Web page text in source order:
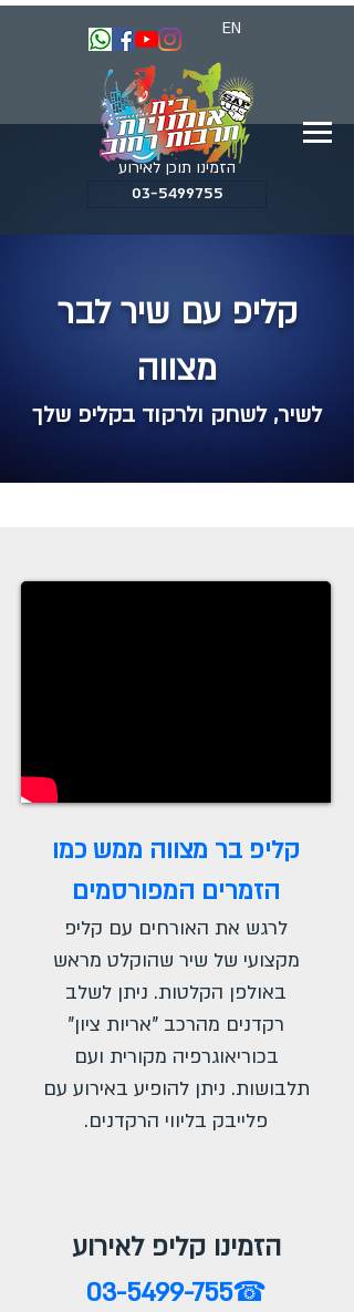
EN
הזמינו תוכן לאירוע
03-5499755
קליפ עם שיר לבר
מצווה
לשיר, לשחק ולרקוד בקליפ שלך
קליפ בר מצווה ממש כמו
הזמרים המפורסמים
לרגש את האורחים עם קליפ
מקצועי של שיר שהוקלט מראש
באולפן הקלטות. ניתן לשלב
רקדנים מהרכב "אריות ציון"
בכוריאוגרפיה מקורית ועם
תלבושות. ניתן להופיע באירוע עם
פלייבק בליווי הרקדנים.
הזמינו קליפ לאירוע
☎
03-5499-755